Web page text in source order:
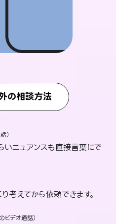
の相談方法
）
いニュアンスも直接言葉にで
考えてから依頼できます。
ビデオ通話）